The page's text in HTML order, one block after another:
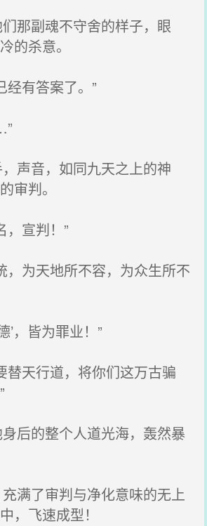
那副魂不守舍的样子，眼
的杀意。
有答案了。”
声音，如同九天之上的神
审判。
宣判！”
为天地所不容，为众生所不
’，皆为罪业！”
天行道，将你们这万古骗
后的整个人道光海，轰然暴
满了审判与净化意味的无上
，飞速成型！